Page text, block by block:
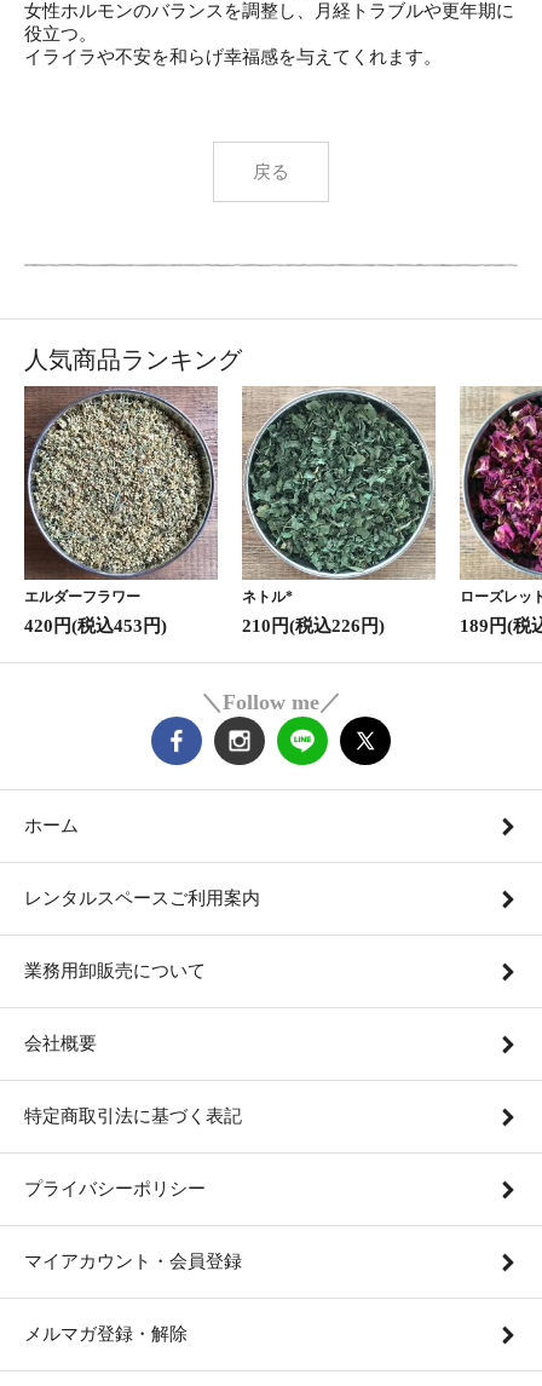
女性ホルモンのバランスを調整し、月経トラブルや更年期に
役立つ。
イライラや不安を和らげ幸福感を与えてくれます。
戻る
人気商品ランキング
エルダーフラワー
420円(税込453円)
ネトル*
210円(税込226円)
ローズレッ
189円(税
＼Follow me／
ホーム
レンタルスペースご利用案内
業務用卸販売について
会社概要
特定商取引法に基づく表記
プライバシーポリシー
マイアカウント・会員登録
メルマガ登録・解除